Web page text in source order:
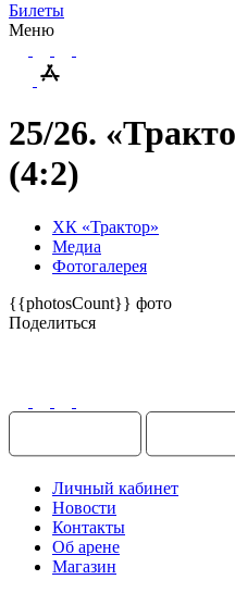
Билеты
Меню
25/26.
(4:2)
ХК «Трактор»
Медиа
Фотогалерея
{{photosCount}} фото
Поделиться
Личный кабинет
Новости
Контакты
Об арене
Магазин